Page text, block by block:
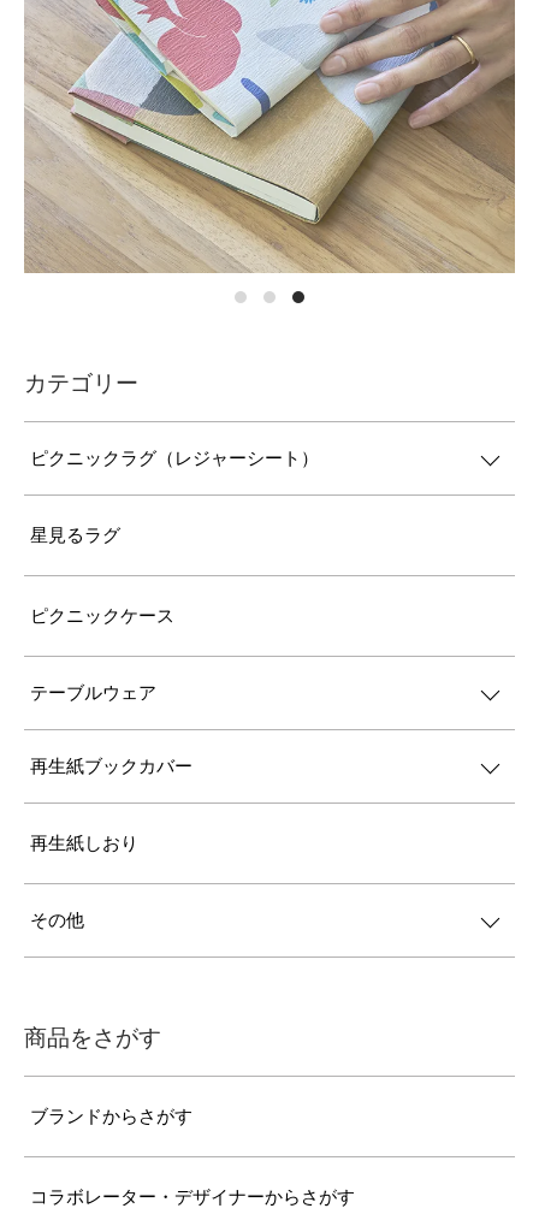
カテゴリー
ピクニックラグ（レジャーシート）
星見るラグ
ピクニックケース
テーブルウェア
再生紙ブックカバー
再生紙しおり
その他
商品をさがす
ブランドからさがす
コラボレーター・デザイナーからさがす